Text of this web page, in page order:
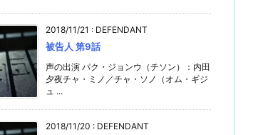
2018/11/21 : DEFENDANT
被告人 第9話
声の出演 パク・ジョンウ（チソン）：内田
夕夜チャ・ミノ／チャ・ソノ（オム・ギジ
ュ ...
2018/11/20 : DEFENDANT